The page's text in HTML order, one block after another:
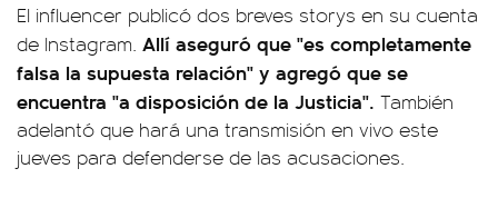
El influencer publicó dos breves storys en su cuenta
de Instagram. Allí aseguró que "es completamente
falsa la supuesta relación" y agregó que se
encuentra "a disposición de la Justicia". También
adelantó que hará una transmisión en vivo este
jueves para defenderse de las acusaciones.